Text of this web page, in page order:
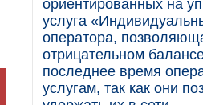
ориентированных на
услуга
оператора,
отрицательном
последнее время
услугам, так как они